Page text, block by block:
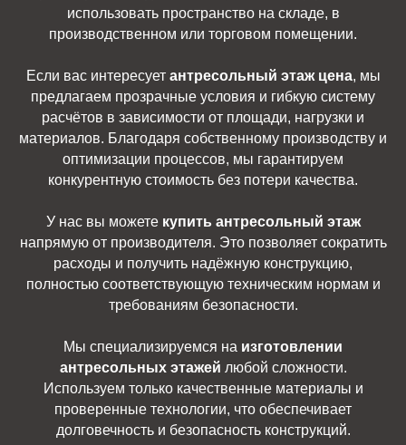
использовать пространство на складе, в
производственном или торговом помещении.
Если вас интересует антресольный этаж цена, мы
предлагаем прозрачные условия и гибкую систему
расчётов в зависимости от площади, нагрузки и
материалов. Благодаря собственному производству и
оптимизации процессов, мы гарантируем
конкурентную стоимость без потери качества.
У нас вы можете купить антресольный этаж
напрямую от производителя. Это позволяет сократить
расходы и получить надёжную конструкцию,
полностью соответствующую техническим нормам и
требованиям безопасности.
Мы специализируемся на изготовлении
антресольных этажей любой сложности.
Используем только качественные материалы и
проверенные технологии, что обеспечивает
долговечность и безопасность конструкций.